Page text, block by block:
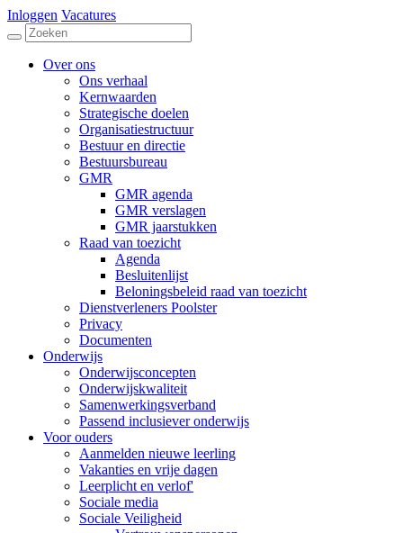
Inloggen Vacatures
Over ons
Ons verhaal
Kernwaarden
Strategische doelen
Organisatiestructuur
Bestuur en directie
Bestuursbureau
GMR
GMR agenda
GMR verslagen
GMR jaarstukken
Raad van toezicht
Agenda
Besluitenlijst
Beloningsbeleid raad van toezicht
Dienstverleners Poolster
Privacy
Documenten
Onderwijs
Onderwijsconcepten
Onderwijskwaliteit
Samenwerkingsverband
Passend inclusiever onderwijs
Voor ouders
Aanmelden nieuwe leerling
Vakanties en vrije dagen
Leerplicht en verlof'
Sociale media
Sociale Veiligheid